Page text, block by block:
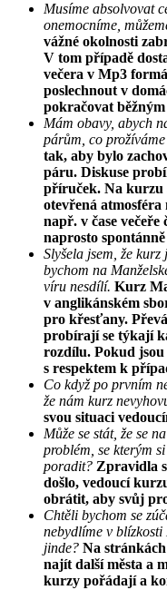
Musíme absolvovat
onemocníme,
vážné okolnosti
V tom případě
večera v Mp3
poslechnout v
pokračovat běžným
Mám obavy, abych
párům, co
tak, aby bylo
páru. Diskuse
příruček. Na kurzu
otevřená atmosféra
např. v čase večeře
naprosto
Slyšela jsem, že
bychom na
víru nesdílí. Kurz
v anglikánském
pro křesťany.
probírají se týkají
rozdílu. Pokud
s respektem k
Co když po prvním
že nám kurz
svou situaci
Může se stát, že se
problém, se kterým
poradit? Zpravidla
došlo, vedoucí
obrátit, aby svůj
Chtěli bychom se
nebydlíme v
jinde? Na stránkách
najít další města a
kurzy pořádají a